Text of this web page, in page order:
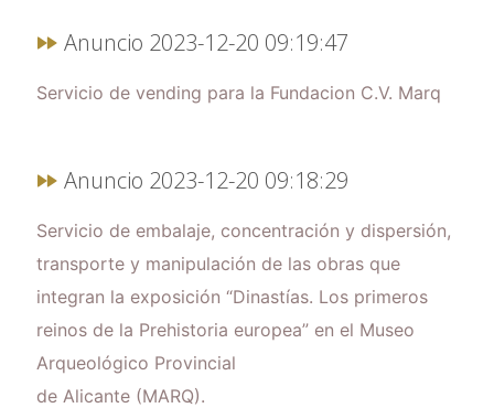
Anuncio 2023-12-20 09:19:47
Servicio de vending para la Fundacion C.V. Marq
Anuncio 2023-12-20 09:18:29
Servicio de embalaje, concentración y dispersión,
transporte y manipulación de las obras que
integran la exposición “Dinastías. Los primeros
reinos de la Prehistoria europea” en el Museo
Arqueológico Provincial
de Alicante (MARQ).